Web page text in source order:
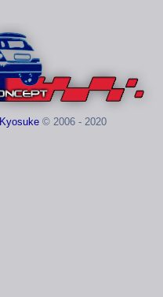
Kyosuke© 2006 - 2020